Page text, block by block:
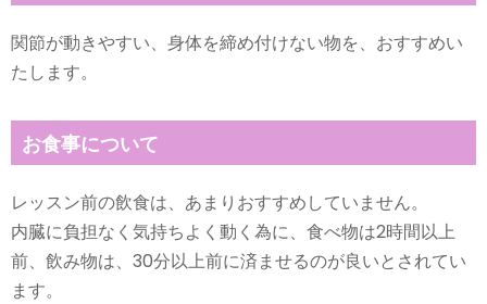
関節が動きやすい、身体を締め付けない物を、おすすめい
たします。
お食事について
レッスン前の飲食は、あまりおすすめしていません。
内臓に負担なく気持ちよく動く為に、食べ物は2時間以上
前、飲み物は、30分以上前に済ませるのが良いとされてい
ます。